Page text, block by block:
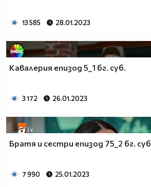
13 585 28.01.2023
Кавалерия епизод 5_1 бг. суб.
3 172 26.01.2023
Братя и сестри епизод 75_2 бг. суб.
7 990 25.01.2023